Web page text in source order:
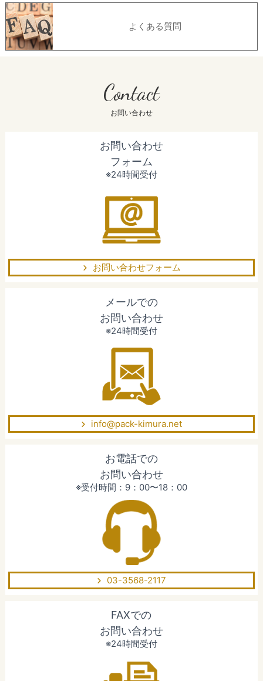
よくある質問
Contact
お問い合わせ
お問い合わせ
フォーム
※24時間受付
お問い合わせフォーム
メールでの
お問い合わせ
※24時間受付
info@pack-kimura.net
お電話での
お問い合わせ
※受付時間：9：00〜18：00
03-3568-2117
FAXでの
お問い合わせ
※24時間受付